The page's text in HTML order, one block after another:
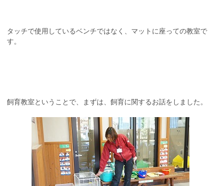
タッチで使用しているベンチではなく、マットに座っての教室で
す。
飼育教室ということで、まずは、飼育に関するお話をしました。